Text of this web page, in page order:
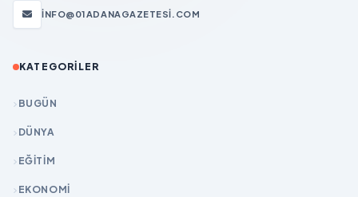
INFO@01ADANAGAZETESI.COM
KATEGORILER
BUGÜN
DÜNYA
EĞİTİM
EKONOMİ